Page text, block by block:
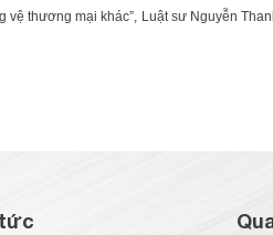
thương mại khác”, Luật sư Nguyễn